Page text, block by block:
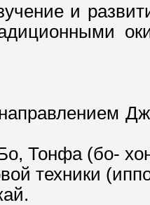
и
Тонфа (бо-
техники